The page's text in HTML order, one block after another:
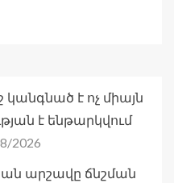
է ոչ միայն
է ենթարկվում
2026
արշավը ճնշման